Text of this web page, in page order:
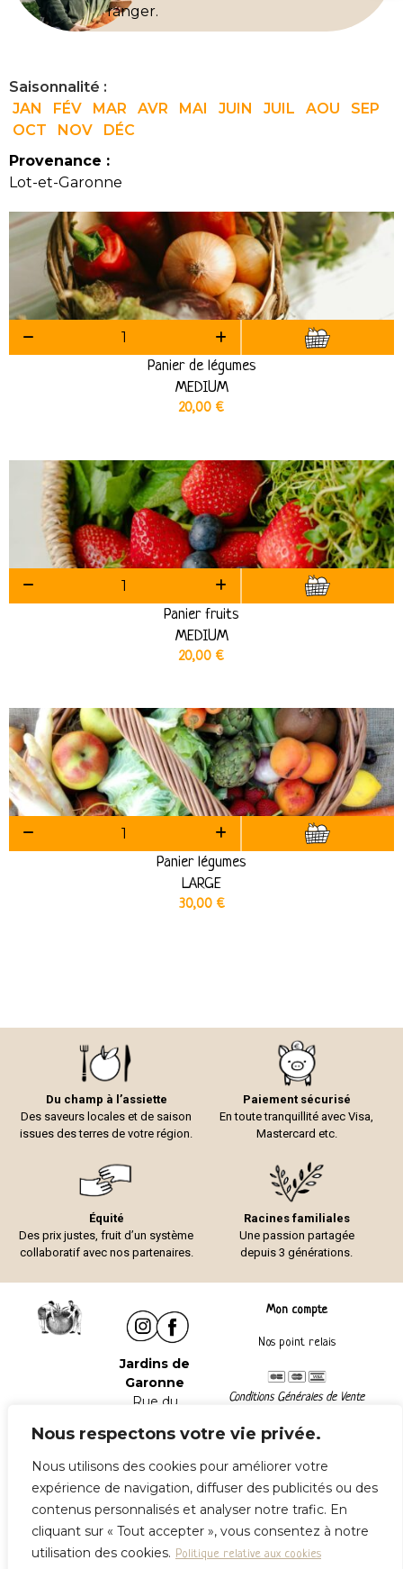
Nous respectons votre vie privée.
Nous utilisons des cookies pour améliorer votre
expérience de navigation, diffuser des publicités ou des
contenus personnalisés et analyser notre trafic. En
cliquant sur « Tout accepter », vous consentez à notre
utilisation des cookies. Politique relative aux cookies
ranger.
Saisonnalité :
JAN
FÉV MAR AVR MAI JUIN JUIL AOU
SEP
OCT
NOV
DÉC
Provenance :
Lot-et-Garonne
Panier de légumes
MEDIUM
20,00 €
Panier fruits
MEDIUM
20,00 €
Panier légumes
LARGE
30,00 €
Du champ à l’assiette
Des saveurs locales et de saison
issues des terres de votre région.
Paiement sécurisé
En toute tranquillité avec Visa,
Mastercard etc.
Équité
Des prix justes, fruit d’un système
collaboratif avec nos partenaires.
Racines familiales
Une passion partagée
depuis 3 générations.
Jardins de
Garonne
Rue du
47240
85 02
Contactez-
nous
Mon compte
Nos point relais
Conditions Générales de Vente